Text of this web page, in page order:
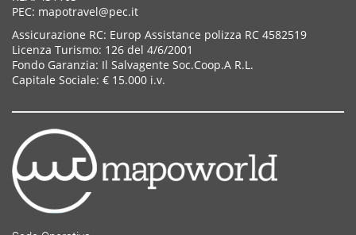
PEC: mapotravel@pec.it
Assicurazione RC: Europ Assistance polizza RC 4582519
Licenza Turismo: 126 del 4/6/2001
Fondo Garanzia: Il Salvagente Soc.Coop.A R.L.
Capitale Sociale: € 15.000 i.v.